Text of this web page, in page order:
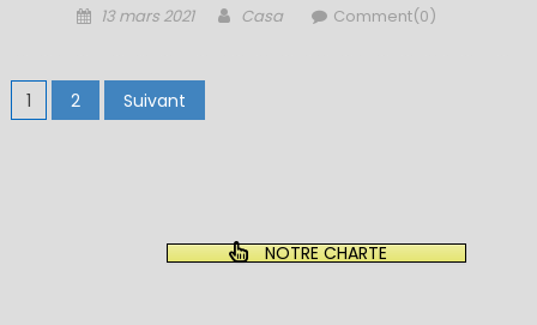
Posted
13 mars 2021 Author
Casa Comment(0)
Pagination
des
1 2 Suivant
NOTRE CHARTE